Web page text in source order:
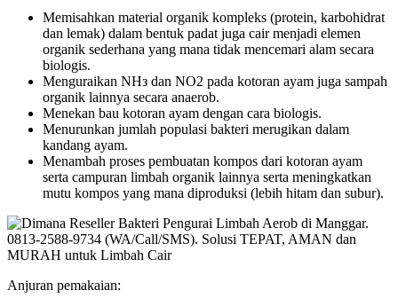
Memisahkan material organik kompleks (protein, karbohidrat
dan lemak) dalam bentuk padat juga cair menjadi elemen
organik sederhana yang mana tidak mencemari alam secara
biologis.
Menguraikan NHз dan NO2 pada kotoran ayam juga sampah
organik lainnya secara anaerob.
Menekan bau kotoran ayam dengan cara biologis.
Menurunkan jumlah populasi bakteri merugikan dalam
kandang ayam.
Menambah proses pembuatan kompos dari kotoran ayam
serta campuran limbah organik lainnya serta meningkatkan
mutu kompos yang mana diproduksi (lebih hitam dan subur).
Anjuran pemakaian: